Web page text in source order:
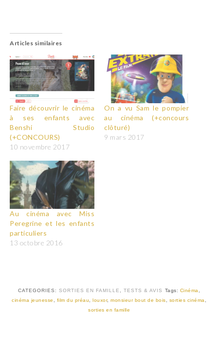
Articles similaires
Faire découvrir le cinéma
à ses enfants avec
Benshi Studio
(+CONCOURS)
10 novembre 2017
On a vu Sam le pompier
au cinéma (+concours
clôturé)
9 mars 2017
Au cinéma avec Miss
Peregrine et les enfants
particuliers
13 octobre 2016
CATEGORIES: SORTIES EN FAMILLE TESTS & AVIS Tags: Cinéma
cinéma jeunesse
film du préau louxor, monsieur bout de bois sorties cinéma
sorties en famille